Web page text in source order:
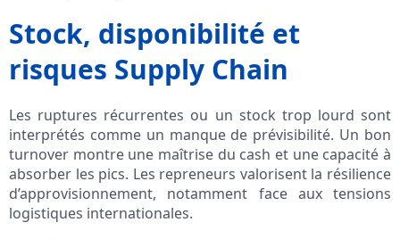
Stock, disponibilité et
risques Supply Chain
Les ruptures récurrentes ou un stock trop lourd sont
interprétés comme un manque de prévisibilité. Un bon
turnover montre une maîtrise du cash et une capacité à
absorber les pics. Les repreneurs valorisent la résilience
d’approvisionnement, notamment face aux tensions
logistiques internationales.